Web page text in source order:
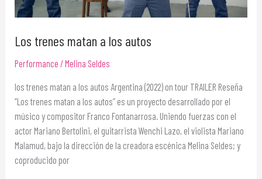
Los trenes matan a los autos
Performance /Melina Seldes
los trenes matan a los autos Argentina (2022) on tour TRAILER Reseña
‘’Los trenes matan a los autos’’ es un proyecto desarrollado por el
músico y compositor Franco Fontanarrosa. Uniendo fuerzas con el
actor Mariano Bertolini, el guitarrista Wenchi Lazo, el violista Mariano
Malamud, bajo la dirección de la creadora escénica Melina Seldes; y
coproducido por